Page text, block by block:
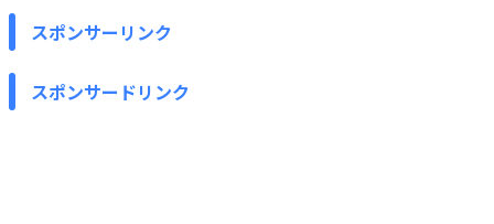
スポンサーリンク
スポンサードリンク